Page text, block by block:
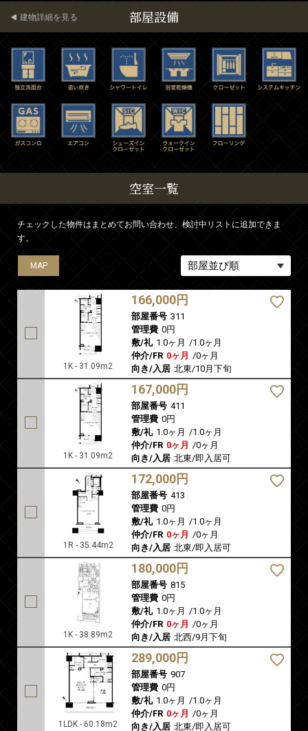
部屋設備
建物詳細を見る
空室一覧
チェックした物件はまとめてお問い合わせ、検討中リストに追加できま
す。
MAP
1K - 31.09m2
166,000円
部屋番号 311
管理費 0円
敷/礼 1.0ヶ月 /1.0ヶ月
仲介/FR 0ヶ月 /0ヶ月
向き/入居 北東/10月下旬
MAP
1K - 31.09m2
167,000円
部屋番号 411
管理費 0円
敷/礼 1.0ヶ月 /1.0ヶ月
仲介/FR 0ヶ月 /0ヶ月
向き/入居 北東/即入居可
MAP
1R - 35.44m2
172,000円
部屋番号 413
管理費 0円
敷/礼 1.0ヶ月 /1.0ヶ月
仲介/FR 0ヶ月 /0ヶ月
向き/入居 北東/即入居可
MAP
1K - 38.89m2
180,000円
部屋番号 815
管理費 0円
敷/礼 1.0ヶ月 /1.0ヶ月
仲介/FR 0ヶ月 /0ヶ月
向き/入居 北西/9月下旬
MAP
1LDK - 60.18m2
289,000円
部屋番号 907
管理費 0円
敷/礼 1.0ヶ月 /1.0ヶ月
仲介/FR 0ヶ月 /0ヶ月
向き/入居 北東/即入居可